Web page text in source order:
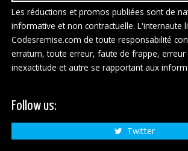
Les réductions et promos publiées sont de
informative et non contractuelle. L'internaute
Codesremise.com de toute responsabilité
erratum, toute erreur, faute de frappe, erreur
inexactitude et autre se rapportant aux
Follow us:
Twitter